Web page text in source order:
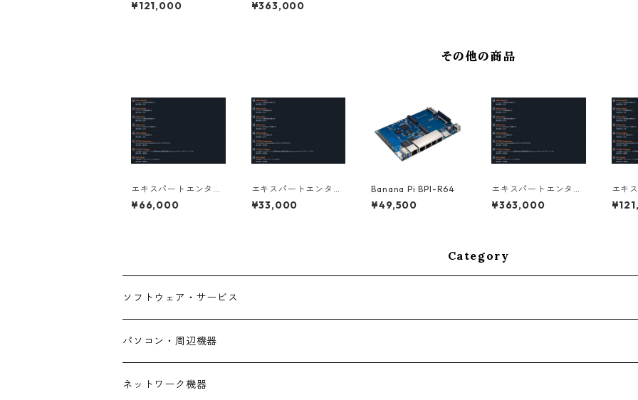
ションライセンス 1年
¥121,000
ションライセンス 1年
¥363,000
その他の商品
エキスパートエンター
プライズサブスクリプ
ションライセンス 1年
¥66,000
エキスパートエンター
プライズサブスクリプ
ションライセンス 1年
¥33,000
Banana Pi BPI-R64
¥49,500
エキスパートエンター
プライズサブスクリプ
ションライセンス 1年
¥363,000
エキ
プラ
ショ
Category
ソフトウェア・サービス
パソコン・周辺機器
デスクトップパソコン
ネットワーク機器